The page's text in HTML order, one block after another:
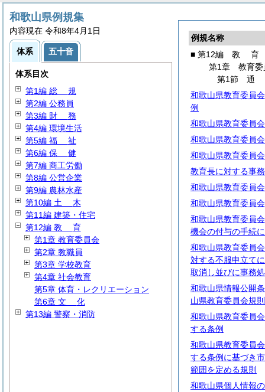
例規名称
■ 第12編 教 育
第1章 教育委
第1節 通
和歌山県教育委員
例
和歌山県教育委員
和歌山県教育委員
和歌山県教育委員
教育長に対する事
和歌山県教育委員
和歌山県教育委員
和歌山県教育委員
機会の付与の手続
和歌山県教育委員
対する不服申立て
取消し並びに事務
和歌山県情報公開
山県教育委員会規則
和歌山県教育委員
する条例
和歌山県教育委員
する条例に基づき
範囲を定める規則
和歌山県個人情報
和歌山県例規集
内容現在 令和8年4月1日
体系 五十音
体系目次
第1編 総 規
第2編 公務員
第3編 財 務
第4編 環境生活
第5編 福 祉
第6編 保 健
第7編 商工労働
第8編 公営企業
第9編 農林水産
第10編 土 木
第11編 建築・住宅
第12編 教 育
第1章 教育委員会
第2章 教職員
第3章 学校教育
第4章 社会教育
第5章 体育・レクリエーション
第6章 文 化
第13編 警察・消防